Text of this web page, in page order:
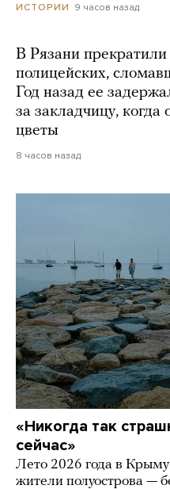
ИСТОРИИ 9 часов назад
В Рязани прекратили
полицейских,
Год назад ее
за закладчицу,
цветы
8 часов назад
«Никогда так
сейчас»
Лето 2026 года в
жители полуострова —